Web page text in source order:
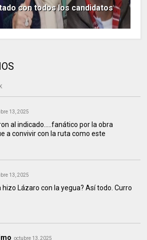
con todos los candidatos
13, 2025
al indicado.....fanático por la obra
a convivir con la ruta como este
13, 2025
hizo Lázaro con la yegua? Así todo. Curro
octubre 13, 2025